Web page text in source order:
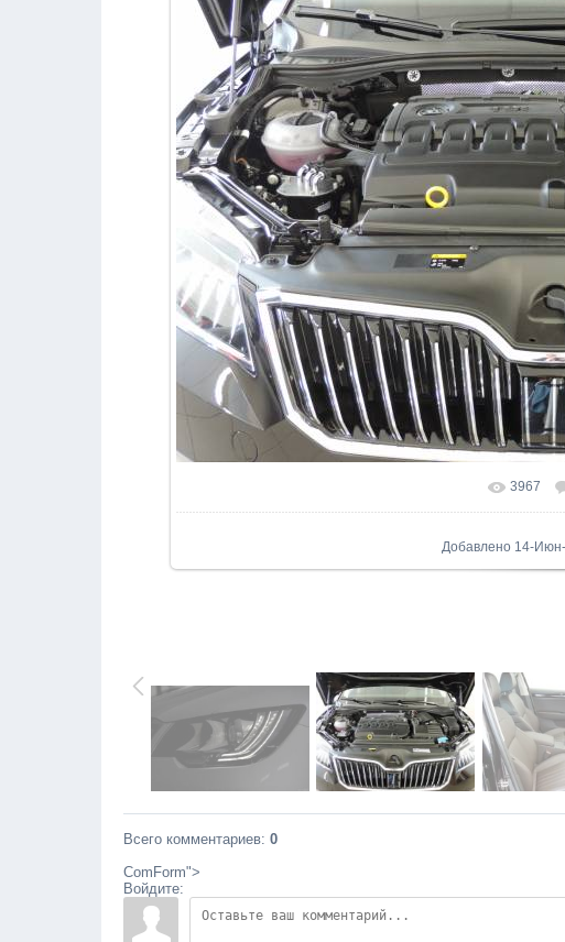
В реальном3967
Добавлено 14-
Всего комментариев: 0
ComForm">
Войдите: